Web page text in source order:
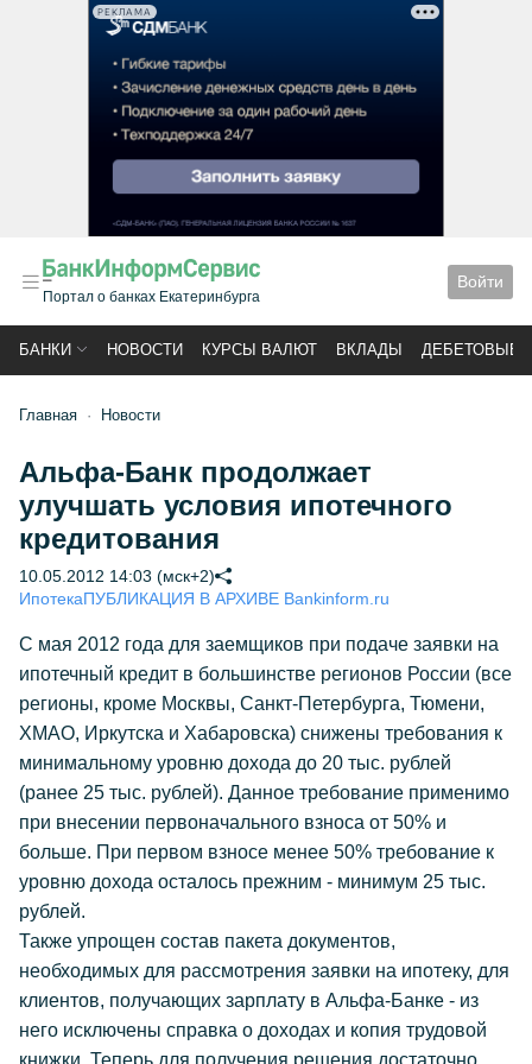
РЕКЛАМА
Портал о банках Екатеринбурга
Войти
БАНКИ НОВОСТИ КУРСЫ ВАЛЮТ ВКЛАДЫ ДЕБЕТОВЫЕ
Главная Новости
Альфа-Банк продолжает
улучшать условия ипотечного
кредитования
10.05.2012 14:03 (мск+2)
ИпотекаПУБЛИКАЦИЯ В АРХИВЕ Bankinform.ru
С мая 2012 года для заемщиков при подаче заявки на
ипотечный кредит в большинстве регионов России (все
регионы, кроме Москвы, Санкт-Петербурга, Тюмени,
ХМАО, Иркутска и Хабаровска) снижены требования к
минимальному уровню дохода до 20 тыс. рублей
(ранее 25 тыс. рублей). Данное требование применимо
при внесении первоначального взноса от 50% и
больше. При первом взносе менее 50% требование к
уровню дохода осталось прежним - минимум 25 тыс.
рублей.
Также упрощен состав пакета документов,
необходимых для рассмотрения заявки на ипотеку, для
клиентов, получающих зарплату в Альфа-Банке - из
него исключены справка о доходах и копия трудовой
книжки. Теперь для получения решения достаточно